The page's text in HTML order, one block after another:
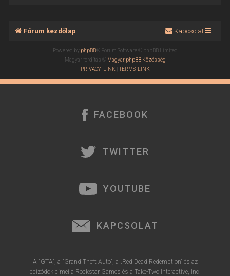
Fórum kezdőlap Kapcsolat
Powered by phpBB® Forum Software © phpBB Limited
Magyar fordítás © Magyar phpBB Közösség
PRIVACY_LINK |TERMS_LINK
FACEBOOK
TWITTER
YOUTUBE
KAPCSOLAT
A "GTA", a "Grand Theft Auto", a „Red Dead Redemption” és az
epizódok címei a Rockstar Games és a Take-Two Interactive, Inc.